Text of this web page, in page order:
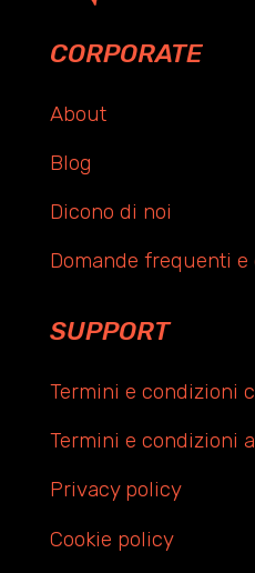
CORPORATE
About
Blog
Dicono di noi
Domande frequenti e
SUPPORT
Termini e condizioni
Termini e condizioni
Privacy policy
Cookie policy